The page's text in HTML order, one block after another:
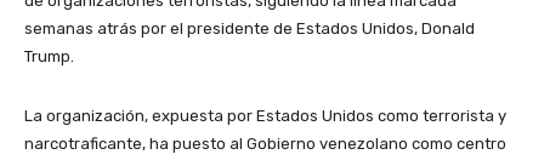
semanas atrás por el presidente de Estados Unidos, Donald
Trump.
La organización, expuesta por Estados Unidos como terrorista y
narcotraficante, ha puesto al Gobierno venezolano como centro